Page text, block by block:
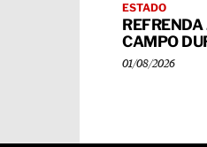
ESTADO
CAMPO
01/08/2026